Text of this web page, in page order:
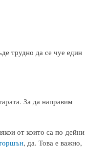
трудно да се чуе един
За да направим
от които са по-дейни
, да. Това е важно,